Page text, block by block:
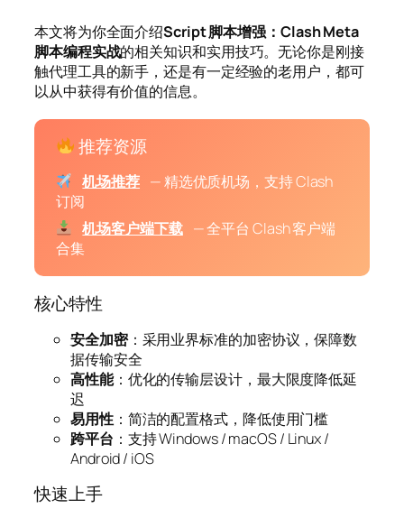
本文将为你全面介绍Script 脚本增强：Clash Meta
脚本编程实战的相关知识和实用技巧。无论你是刚接
触代理工具的新手，还是有一定经验的老用户，都可
以从中获得有价值的信息。
推荐资源
机场推荐 — 精选优质机场，支持 Clash
订阅
机场客户端下载 — 全平台 Clash 客户端
合集
核心特性
安全加密：采用业界标准的加密协议，保障数
据传输安全
高性能：优化的传输层设计，最大限度降低延
迟
易用性：简洁的配置格式，降低使用门槛
跨平台 ：支持 Windows / macOS / Linux /
Android / iOS
快速上手